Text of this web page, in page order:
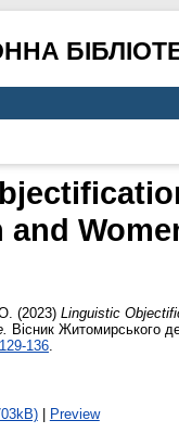
and
(2023) Linguistic
Вісник Житомирського
136.
| Preview